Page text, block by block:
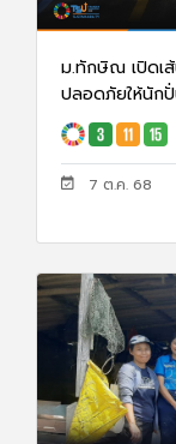
ม.ทักษิณ เปิดเ
ปลอดภัยให้นักปั่
7 ต.ค. 68